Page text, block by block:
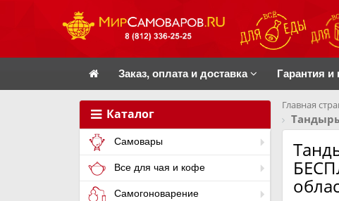
Заказ, оплата и доставка Гарантия и
Каталог
Самовары
Все для чая и кофе
Самогоноварение
Главная